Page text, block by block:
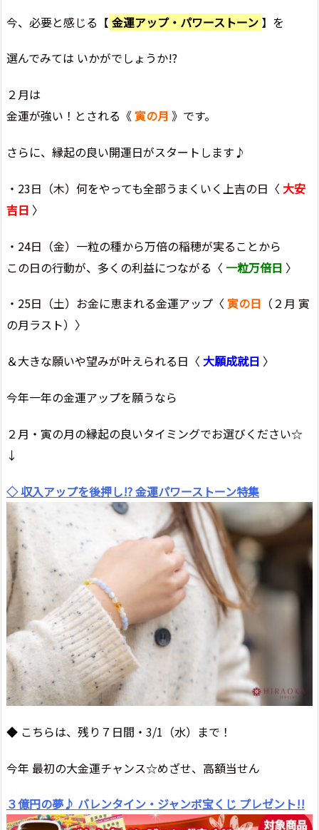
今、必要と感じる【 金運アップ・パワーストーン 】を
選んでみては いかがでしょうか!?
２月は
金運が強い！とされる《寅の月 》です。
さらに、縁起の良い開運日がスタートします♪
・23日（木）何をやっても全部うまくいく上吉の日〈 大安
吉日 〉
・24日（金）一粒の種から万倍の稲穂が実ることから
この日の行動が、多くの利益につながる〈 一粒万倍日 〉
・25日（土）お金に恵まれる金運アップ〈 寅の日 （２月 寅
の月ラスト）〉
＆大きな願いや望みが叶えられる日〈 大願成就日 〉
今年一年の金運アップを願うなら
２月・寅の月の縁起の良いタイミングでお選びください☆
↓
◇ 収入アップを後押し!? 金運パワーストーン特集
◆ こちらは、残り７日間・3/1（水）まで！
今年 最初の大金運チャンス☆めざせ、高額当せん
３億円の夢♪ バレンタイン・ジャンボ宝くじ プレゼント!!